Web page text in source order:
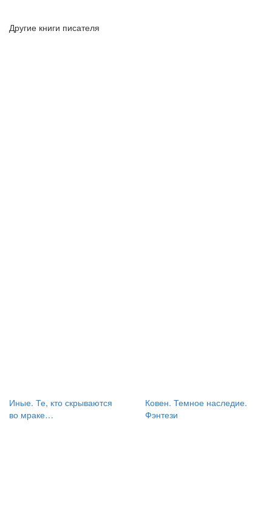
Другие книги писателя
Иные. Те, кто скрываются
во мраке…
Ковен. Темное наследие.
Фэнтези